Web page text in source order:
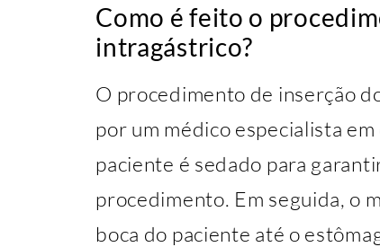
Como é feito o
intragástrico?
O procedimento de inserção
por um médico especialista
paciente é sedado para
procedimento. Em seguida, o
boca do paciente até o